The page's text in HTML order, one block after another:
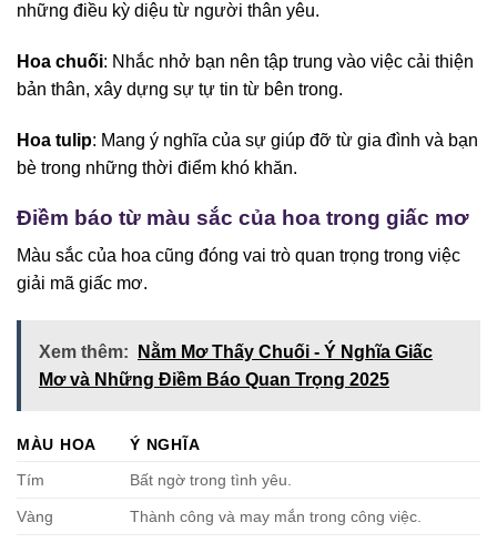
những điều kỳ diệu từ người thân yêu.
Hoa chuối: Nhắc nhở bạn nên tập trung vào việc cải thiện
bản thân, xây dựng sự tự tin từ bên trong.
Hoa tulip: Mang ý nghĩa của sự giúp đỡ từ gia đình và bạn
bè trong những thời điểm khó khăn.
Điềm báo từ màu sắc của hoa trong giấc mơ
Màu sắc của hoa cũng đóng vai trò quan trọng trong việc
giải mã giấc mơ.
Xem thêm:
Nằm Mơ Thấy Chuối - Ý Nghĩa Giấc
Mơ và Những Điềm Báo Quan Trọng 2025
MÀU HOA
Ý NGHĨA
Tím
Bất ngờ trong tình yêu.
Vàng Thành công và may mắn trong công việc.